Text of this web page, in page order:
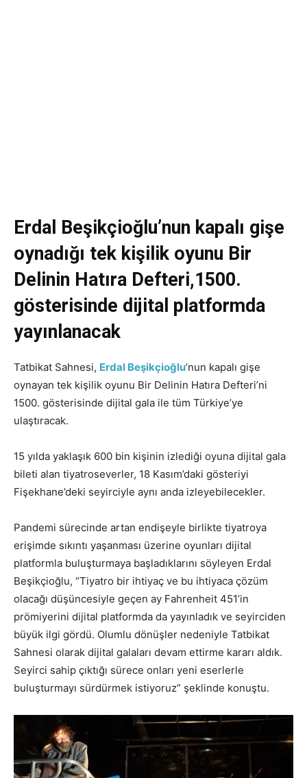
Erdal Beşikçioğlu’nun kapalı gişe
oynadığı tek kişilik oyunu Bir
Delinin Hatıra Defteri,1500.
gösterisinde dijital platformda
yayınlanacak
Tatbikat Sahnesi, Erdal Beşikçioğlu’nun kapalı gişe
oynayan tek kişilik oyunu Bir Delinin Hatıra Defteri’ni
1500. gösterisinde dijital gala ile tüm Türkiye’ye
ulaştıracak.
15 yılda yaklaşık 600 bin kişinin izlediği oyuna dijital gala
bileti alan tiyatroseverler, 18 Kasım’daki gösteriyi
Fişekhane’deki seyirciyle aynı anda izleyebilecekler.
Pandemi sürecinde artan endişeyle birlikte tiyatroya
erişimde sıkıntı yaşanması üzerine oyunları dijital
platformla buluşturmaya başladıklarını söyleyen Erdal
Beşikçioğlu, “Tiyatro bir ihtiyaç ve bu ihtiyaca çözüm
olacağı düşüncesiyle geçen ay Fahrenheit 451’in
prömiyerini dijital platformda da yayınladık ve seyirciden
büyük ilgi gördü. Olumlu dönüşler nedeniyle Tatbikat
Sahnesi olarak dijital galaları devam ettirme kararı aldık.
Seyirci sahip çıktığı sürece onları yeni eserlerle
buluşturmayı sürdürmek istiyoruz” şeklinde konuştu.